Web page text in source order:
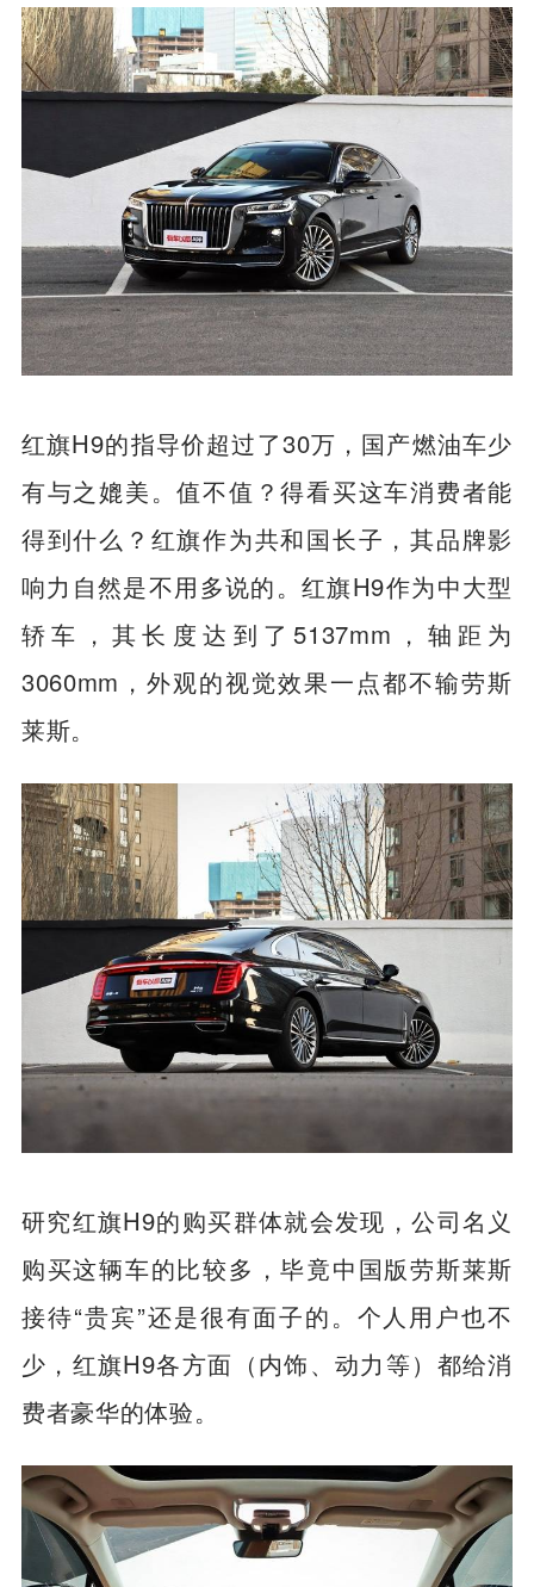
红旗H9的指导价超过了30万，国产燃油车少
有与之媲美。值不值？得看买这车消费者能
得到什么？红旗作为共和国长子，其品牌影
响力自然是不用多说的。红旗H9作为中大型
轿车，其长度达到了5137mm，轴距为
3060mm，外观的视觉效果一点都不输劳斯
莱斯。
研究红旗H9的购买群体就会发现，公司名义
购买这辆车的比较多，毕竟中国版劳斯莱斯
接待“贵宾”还是很有面子的。个人用户也不
少，红旗H9各方面（内饰、动力等）都给消
费者豪华的体验。